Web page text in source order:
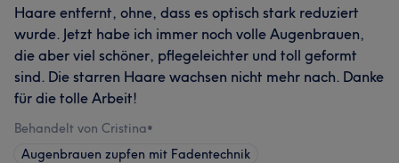
Haare entfernt, ohne, dass es optisch stark reduziert
wurde. Jetzt habe ich immer noch volle Augenbrauen,
die aber viel schöner, pflegeleichter und toll geformt
sind. Die starren Haare wachsen nicht mehr nach. Danke
für die tolle Arbeit!
Behandelt von Cristina•
Augenbrauen zupfen mit Fadentechnik